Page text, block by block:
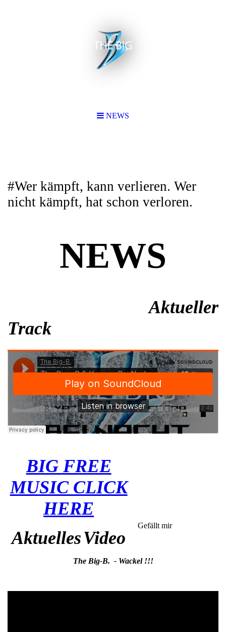
NEWS
#Wer kämpft, kann verlieren. Wer
nicht kämpft, hat schon verloren.
NEWS
Aktueller
Track
Gefällt mir
BIG FREE
MUSIC CLICK
HERE
AktuellesVideo
The Big-B. - Wackel !!!